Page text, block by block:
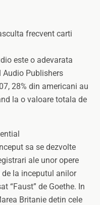
frecvent carti
este o adevarata
Audio Publishers
28% din americani au
la o valoare totala de
sa se dezvolte
ale unor opere
la inceputul anilor
“Faust” de Goethe. In
Britanie detin cele